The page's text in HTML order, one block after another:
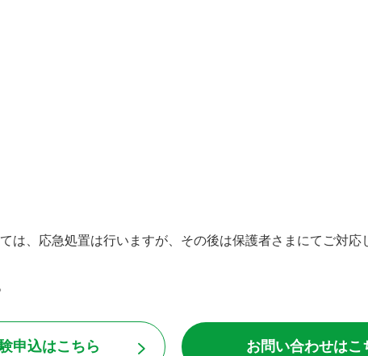
は、応急処置は行いますが、その後は保護者さまにてご対応
申込はこちら お問い合わせはこ